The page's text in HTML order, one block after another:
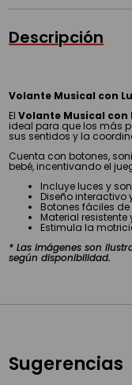
Descripción
Volante Musical con
ElVolante Musical con
ideal para que los más
sus sentidos y la
Cuenta con botones,
bebé, incentivando el
Incluye luces y
Diseño interactivo
Botones fáciles
Material resistente
Estimula la
* Las imágenes son
según disponibilidad.
Sugerencias